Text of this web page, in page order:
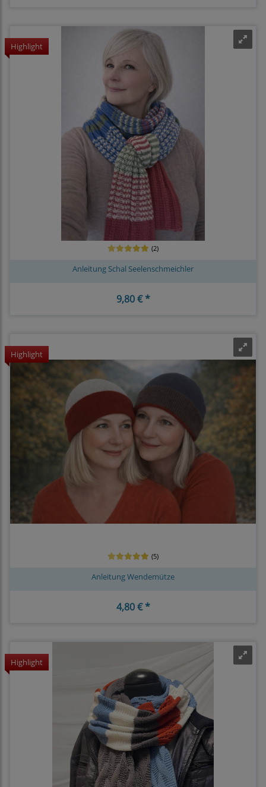
Highlight
(2)
Anleitung Schal Seelenschmeichler
9,80 € *
Highlight
(5)
Anleitung Wendemütze
4,80 € *
Highlight